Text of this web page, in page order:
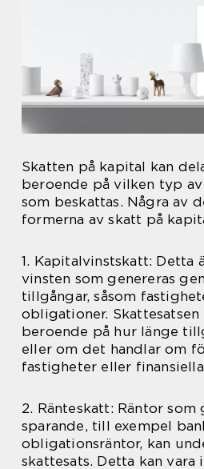
Skatten på kapital kan
beroende på vilken typ
som beskattas. Några av
formerna av skatt på
1. Kapitalvinstskatt: Detta
vinsten som genereras
tillgångar, såsom
obligationer. Skattesatsen
beroende på hur länge
eller om det handlar om
fastigheter eller
2. Ränteskatt: Räntor som
sparande, till exempel
obligationsräntor, kan
skattesats. Detta kan vara